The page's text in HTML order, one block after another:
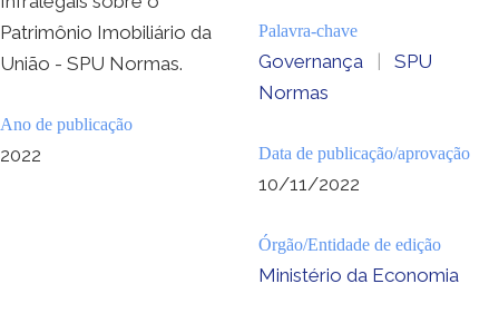
Patrimônio Imobiliário da
União - SPU Normas.
Ano de publicação
2022
Palavra-chave
Governança |
SPU
Normas
Data de publicação/aprovação
10/11/2022
Órgão/Entidade de edição
Ministério da Economia